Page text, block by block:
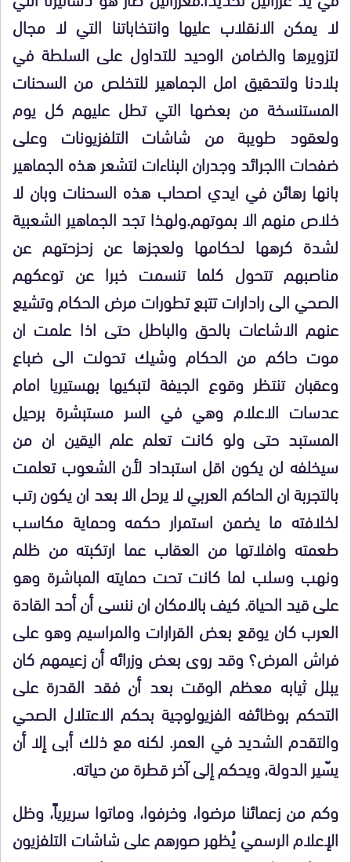
لا يمكن الانقلاب عليها وانتخاباتنا التي لا مجال
لتزويرها والضامن الوحيد للتداول على السلطة في
بلادنا ولتحقيق امل الجماهير للتخلص من السحنات
المستنسخة من بعضها التي تطل عليهم كل يوم
ولعقود طويبة من شاشات التلفزيونات وعلى
ضفحات االجرائد وجدران البناءات لتشعر هذه الجماهير
بانها رهائن في ايدي اصحاب هذه السحنات وبان لا
خلاص منهم الا بموتهم.ولهذا تجد الجماهير الشعبية
لشدة كرهها لحكامها ولعجزها عن زحزحتهم عن
مناصبهم تتحول كلما تنسمت خبرا عن توعكهم
الصحي الى رادارات تتبع تطورات مرض الحكام وتشيع
عنهم الاشاعات بالحق والباطل حتى اذا علمت ان
موت حاكم من الحكام وشيك تحولت الى ضباع
وعقبان تنتظر وقوع الجيفة لتبكيها بهستيريا امام
عدسات الاعلام وهي في السر مستبشرة برحيل
المستبد حتى ولو كانت تعلم علم اليقين ان من
سيخلفه لن يكون اقل استبداد لأن الشعوب تعلمت
بالتجربة ان الحاكم العربي لا يرحل الا بعد ان يكون رتب
لخلافته ما يضمن استمرار حكمه وحماية مكاسب
طعمته وافلاتها من العقاب عما ارتكبته من ظلم
ونهب وسلب لما كانت تحت حمايته المباشرة وهو
على قيد الحياة. كيف بالامكان ان ننسى أن أحد القادة
العرب كان يوقع بعض القرارات والمراسيم وهو على
فراش المرض؟ وقد روى بعض وزرائه أن زعيمهم كان
يبلل ثيابه معظم الوقت بعد أن فقد القدرة على
التحكم بوظائفه الفزيولوجية بحكم الاعتلال الصحي
والتقدم الشديد في العمر. لكنه مع ذلك أبى إلا أن
يسّير الدولة، ويحكم إلى آخر قطرة من حياته.
وكم من زعمائنا مرضوا، وخرفوا، وماتوا سريرياً، وظل
الإعلام الرسمي يُظهر صورهم على شاشات التلفزيون